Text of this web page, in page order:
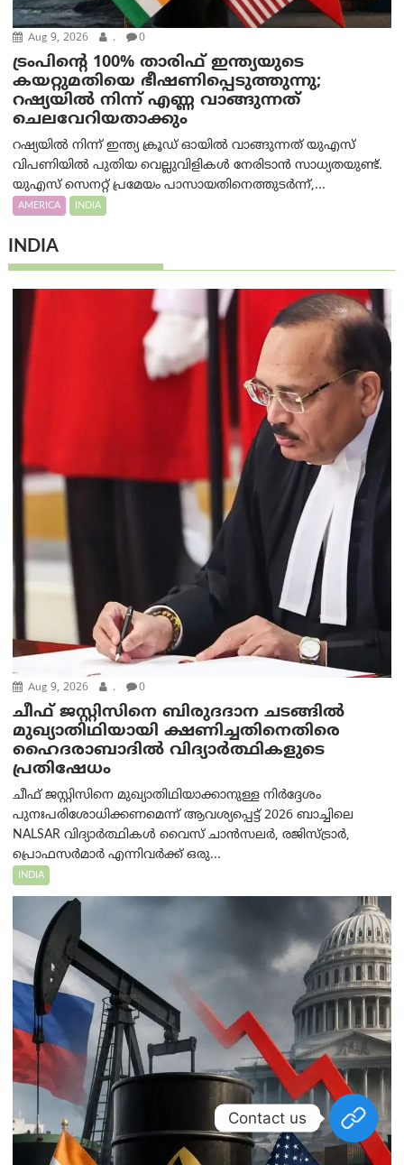
Aug 9, 2026 . 0
ട്രം‌പിന്റെ 100% താരിഫ് ഇന്ത്യയുടെ
കയറ്റുമതിയെ ഭീഷണിപ്പെടുത്തുന്നു;
റഷ്യയിൽ നിന്ന് എണ്ണ വാങ്ങുന്നത്
ചെലവേറിയതാക്കും
റഷ്യയിൽ നിന്ന് ഇന്ത്യ ക്രൂഡ് ഓയിൽ വാങ്ങുന്നത് യുഎസ്
വിപണിയിൽ പുതിയ വെല്ലുവിളികൾ നേരിടാൻ സാധ്യതയുണ്ട്.
യുഎസ് സെനറ്റ് പ്രമേയം പാസായതിനെത്തുടർന്ന്,...
AMERICA INDIA
INDIA
Aug 9, 2026 . 0
ചീഫ് ജസ്റ്റിസിനെ ബിരുദദാന ചടങ്ങില്‍
മുഖ്യാതിഥിയായി ക്ഷണിച്ചതിനെതിരെ
ഹൈദരാബാദില്‍ വിദ്യാർത്ഥികളുടെ
പ്രതിഷേധം
ചീഫ് ജസ്റ്റിസിനെ മുഖ്യാതിഥിയാക്കാനുള്ള നിർദ്ദേശം
പുനഃപരിശോധിക്കണമെന്ന് ആവശ്യപ്പെട്ട് 2026 ബാച്ചിലെ
NALSAR വിദ്യാർത്ഥികൾ വൈസ് ചാൻസലർ, രജിസ്ട്രാർ,
പ്രൊഫസർമാർ എന്നിവർക്ക് ഒരു...
INDIA
Contact us